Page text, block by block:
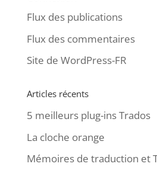
Flux des publications
Flux des commentaires
Site de WordPress-FR
Articles récents
5 meilleurs plug-ins Trados
La cloche orange
Mémoires de traduction et